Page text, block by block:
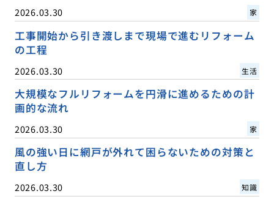
2026.03.30 家
工事開始から引き渡しまで現場で進むリフォーム
の工程
2026.03.30 生活
大規模なフルリフォームを円滑に進めるための計
画的な流れ
2026.03.30 家
風の強い日に網戸が外れて困らないための対策と
直し方
2026.03.30 知識